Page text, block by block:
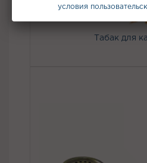
Табак для
условия